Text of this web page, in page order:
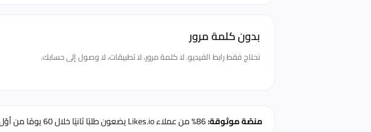
بدون كلمة مرور
نحتاج فقط رابط الفيديو. لا كلمة مرور، لا تطبيقات، لا وصول إلى حسابك.
منصّة موثوقة: